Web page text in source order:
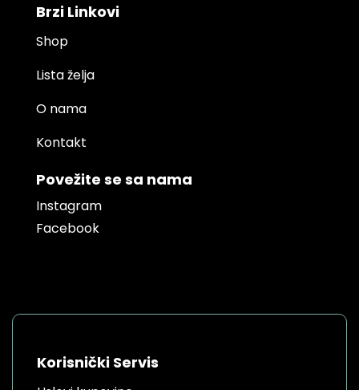
Brzi Linkovi
Shop
Lista želja
O nama
Kontakt
Povežite se sa nama
Instagram
Facebook
Korisnički Servis